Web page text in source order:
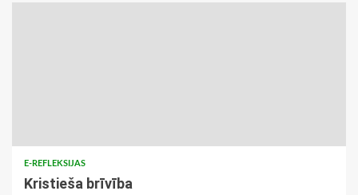
E-REFLEKSIJAS
Kristieša brīvība